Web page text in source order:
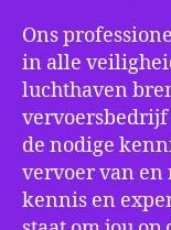
Ons
in alle
luchthaven
de nodige
vervoer van en
kennis en